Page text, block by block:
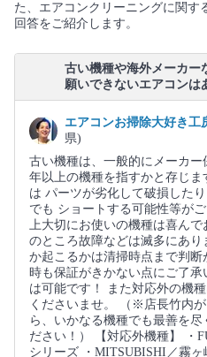
た、エアコンクリーニングに関す
回答をご紹介します。
古い機種や海外メーカー
願いできないエアコンは
エアコンお掃除大好き工
県)
古い機種は、一般的にメーカ
年以上の機種を指すかと存じ
は パーツが劣化して破損した
でも ショートする可能性等が
上大切にお使いの機種は喜ん
のところ故障などは滅多にあ
か起こるかは清掃時点まで判
時も保証がきかない点にご了
は可能です！ また対応外の機
くださいませ。 （※店長竹内
ら、いかなる機種でも最善を尽
ださい！） 【対応外機種】
シリーズ ・MITSUBISHI／霧